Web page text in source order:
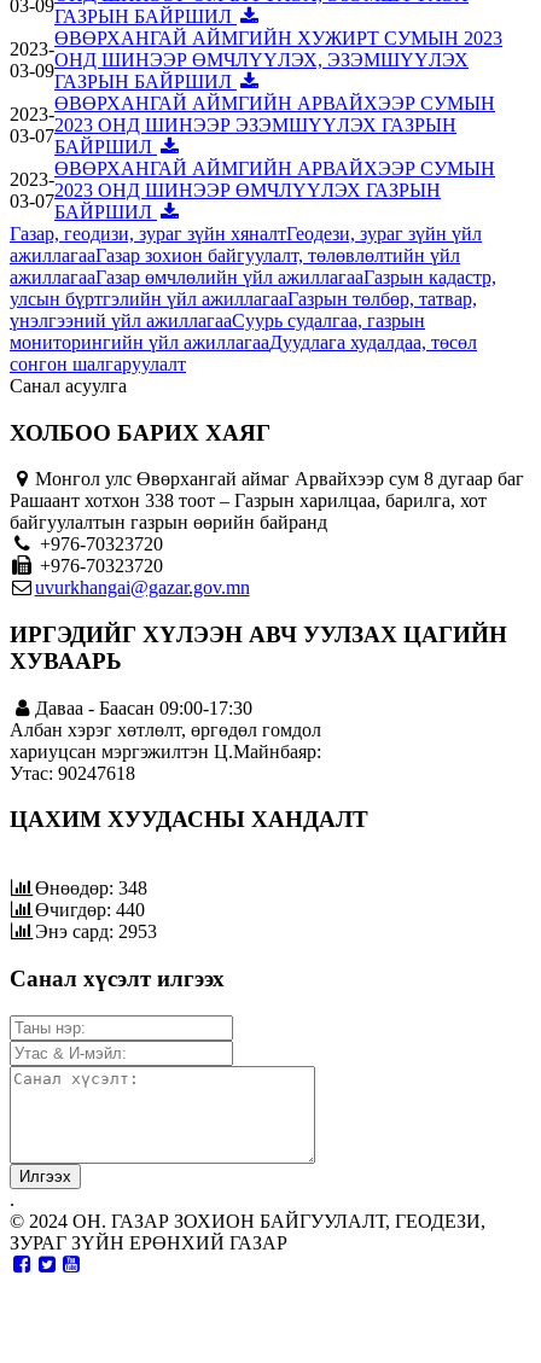
03-09
ГАЗРЫН БАЙРШИЛ
2023-
03-09
ӨВӨРХАНГАЙ АЙМГИЙН ХУЖИРТ СУМЫН 2023
ОНД ШИНЭЭР ӨМЧЛҮҮЛЭХ, ЭЗЭМШҮҮЛЭХ
ГАЗРЫН БАЙРШИЛ
2023-
03-07
ӨВӨРХАНГАЙ АЙМГИЙН АРВАЙХЭЭР СУМЫН
2023 ОНД ШИНЭЭР ЭЗЭМШҮҮЛЭХ ГАЗРЫН
БАЙРШИЛ
2023-
03-07
ӨВӨРХАНГАЙ АЙМГИЙН АРВАЙХЭЭР СУМЫН
2023 ОНД ШИНЭЭР ӨМЧЛҮҮЛЭХ ГАЗРЫН
БАЙРШИЛ
Газар, геодизи, зураг зүйн хяналтГеодези, зураг зүйн үйл
ажиллагааГазар зохион байгуулалт, төлөвлөлтийн үйл
ажиллагааГазар өмчлөлийн үйл ажиллагааГазрын кадастр,
улсын бүртгэлийн үйл ажиллагааГазрын төлбөр, татвар,
үнэлгээний үйл ажиллагааСуурь судалгаа, газрын
мониторингийн үйл ажиллагааДуудлага худалдаа, төсөл
сонгон шалгаруулалт
Санал асуулга
ХОЛБОО БАРИХ ХАЯГ
Монгол улс Өвөрхангай аймаг Арвайхээр сум 8 дугаар баг
Рашаант хотхон 338 тоот – Газрын харилцаа, барилга, хот
байгуулалтын газрын өөрийн байранд
+976-70323720
+976-70323720
uvurkhangai@gazar.gov.mn
ИРГЭДИЙГ ХҮЛЭЭН АВЧ УУЛЗАХ ЦАГИЙН
ХУВААРЬ
Даваа - Баасан 09:00-17:30
Албан хэрэг хөтлөлт, өргөдөл гомдол
хариуцсан мэргэжилтэн Ц.Майнбаяр:
Утас: 90247618
ЦАХИМ ХУУДАСНЫ ХАНДАЛТ
Өнөөдөр: 348
Өчигдөр: 440
Энэ сард: 2953
Санал хүсэлт илгээх
.
© 2024 ОН. ГАЗАР ЗОХИОН БАЙГУУЛАЛТ, ГЕОДЕЗИ,
ЗУРАГ ЗҮЙН ЕРӨНХИЙ ГАЗАР